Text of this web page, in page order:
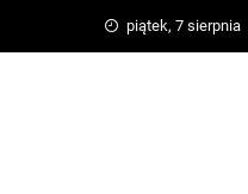
piątek, 7 sierpnia